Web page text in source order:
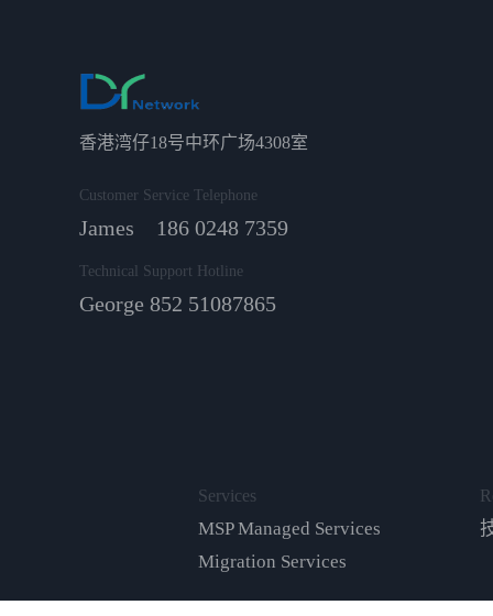
香港湾仔18号中环广场4308室
Customer Service Telephone
James 186 0248 7359
Technical Support Hotline
George 852 51087865
Services
MSP Managed Services
Migration Services